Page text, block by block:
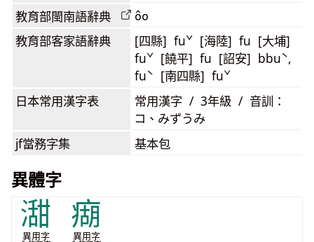
教育部閩南語辭典 ôo
教育部客家語辭典
[四縣] fuˇ [海陸] fu [大埔]
fuˇ [饒平] fu [詔安] bbuˋ,
fuˋ [南四縣] fuˇ
日本常用漢字表
常用漢字 / 3年級 / 音訓：
コ、みずうみ
jf當務字集 基本包
異體字
㵇
異用字
㾰
異用字